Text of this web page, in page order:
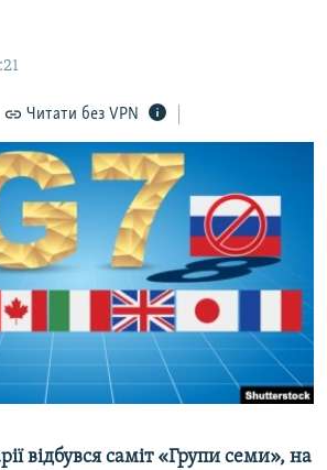
КРИМУ
Читати без VPN
відбувся саміт «Групи семи», на